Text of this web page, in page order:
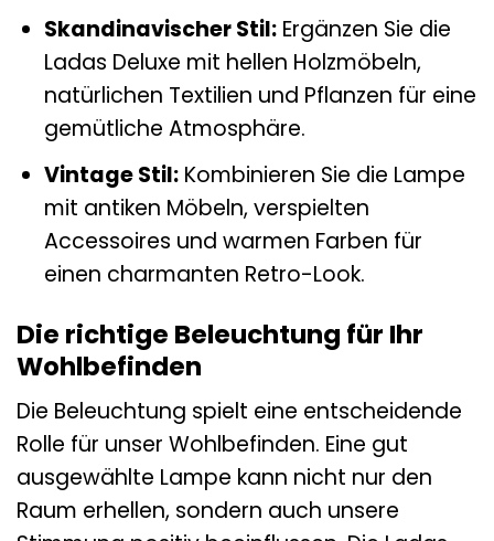
Skandinavischer Stil:Ergänzen Sie die
Ladas Deluxe mit hellen Holzmöbeln,
natürlichen Textilien und Pflanzen für eine
gemütliche Atmosphäre.
Vintage Stil:Kombinieren Sie die Lampe
mit antiken Möbeln, verspielten
Accessoires und warmen Farben für
einen charmanten Retro-Look.
Die richtige Beleuchtung für Ihr
Wohlbefinden
Die Beleuchtung spielt eine entscheidende
Rolle für unser Wohlbefinden. Eine gut
ausgewählte Lampe kann nicht nur den
Raum erhellen, sondern auch unsere